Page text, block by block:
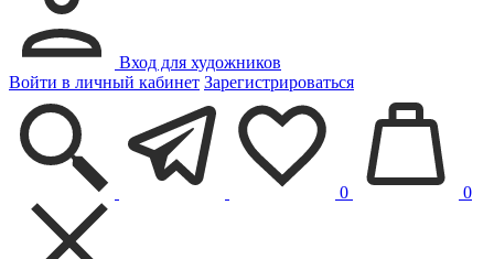
Вход для художников
Войти в личный кабинет Зарегистрироваться
0 0